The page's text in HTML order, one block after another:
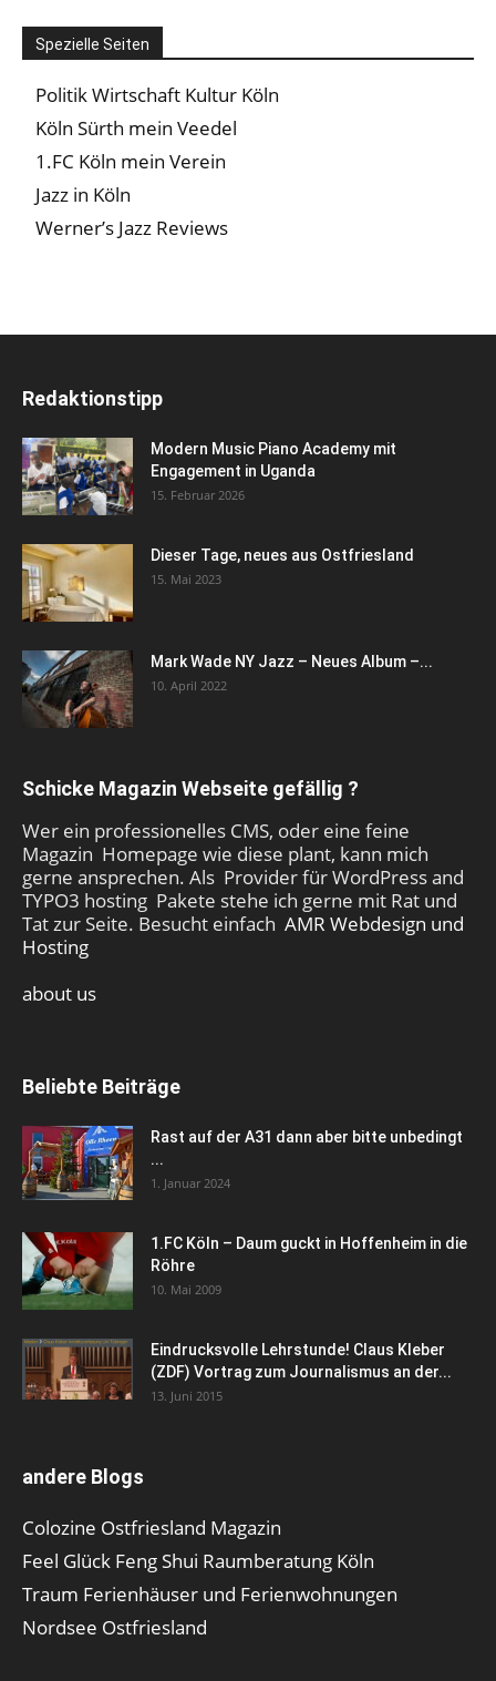
Spezielle Seiten
Politik Wirtschaft Kultur Köln
Köln Sürth mein Veedel
1.FC Köln mein Verein
Jazz in Köln
Werner’s Jazz Reviews
Redaktionstipp
Modern Music Piano Academy mit
Engagement in Uganda
15. Februar 2026
Dieser Tage, neues aus Ostfriesland
15. Mai 2023
Mark Wade NY Jazz – Neues Album –...
10. April 2022
Schicke Magazin Webseite gefällig ?
Wer ein professionelles CMS, oder eine feine
Magazin Homepage wie diese plant, kann mich
gerne ansprechen. Als Provider für WordPress and
TYPO3 hosting Pakete stehe ich gerne mit Rat und
Tat zur Seite. Besucht einfach AMR Webdesign und
Hosting
about us
Beliebte Beiträge
Rast auf der A31 dann aber bitte unbedingt
...
1. Januar 2024
1.FC Köln – Daum guckt in Hoffenheim in die
Röhre
10. Mai 2009
Eindrucksvolle Lehrstunde! Claus Kleber
(ZDF) Vortrag zum Journalismus an der...
13. Juni 2015
andere Blogs
Colozine Ostfriesland Magazin
Feel Glück Feng Shui Raumberatung Köln
Traum Ferienhäuser und Ferienwohnungen
Nordsee Ostfriesland